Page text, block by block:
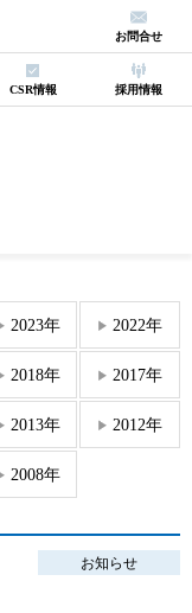
CSR情報 採用情報
お問合せ
2023年 2022年
2018年 2017年
2013年 2012年
2008年
お知らせ